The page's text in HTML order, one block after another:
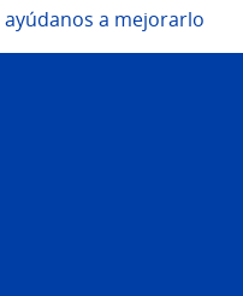
ayúdanos a mejorarlo